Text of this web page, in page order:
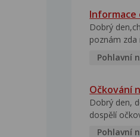
Informace
Dobrý
poznám zda
Pohlavní
Očkování
Dobrý den,
dospělí
Pohlavní